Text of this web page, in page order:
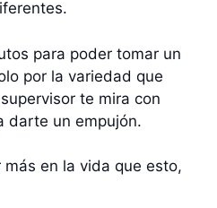
para poder tomar un
por la variedad que
te mira con
darte un empujón.
en la vida que esto,